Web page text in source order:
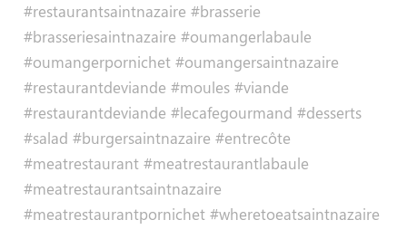
#restaurantsaintnazaire #brasserie
#brasseriesaintnazaire #oumangerlabaule
#oumangerpornichet #oumangersaintnazaire
#restaurantdeviande #moules #viande
#restaurantdeviande #lecafegourmand #desserts
#salad #burgersaintnazaire #entrecôte
#meatrestaurant #meatrestaurantlabaule
#meatrestaurantsaintnazaire
#meatrestaurantpornichet #wheretoeatsaintnazaire